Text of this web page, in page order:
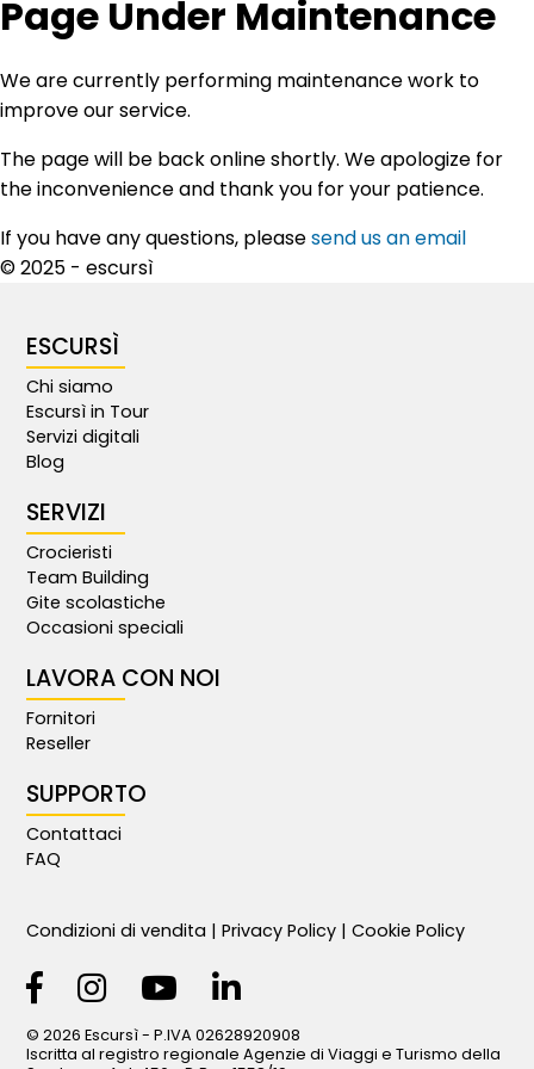
Page Under Maintenance
We are currently performing maintenance work to
improve our service.
The page will be back online shortly. We apologize for
the inconvenience and thank you for your patience.
If you have any questions, pleasesend us an email
© 2025 - escursì
ESCURSÌ
Chi siamo
Escursì in Tour
Servizi digitali
Blog
SERVIZI
Crocieristi
Team Building
Gite scolastiche
Occasioni speciali
LAVORA CON NOI
Fornitori
Reseller
SUPPORTO
Contattaci
FAQ
Condizioni di vendita |Privacy Policy |Cookie Policy
© 2026 Escursì - P.IVA 02628920908
Iscritta al registro regionale Agenzie di Viaggi e Turismo della